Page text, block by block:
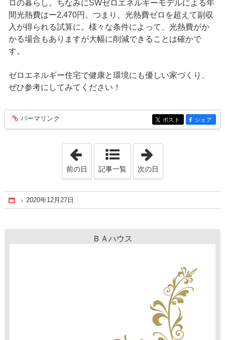
ロの暮らし。ちなみにSWゼロエネルギーモデルによる年
間光熱費はー2,470円。つまり、光熱費ゼロを超えて副収
入が得られる試算に。様々な条件によって、光熱費がか
かる場合もありますが大幅に削減できることは確かで
す。
ゼロエネルギー住宅で健康と環境にも優しい家づくり、
ぜひ参考にしてみてください！
entry187
パーマリンク entry187
ポスト entry187
シェア
「2020年12月25日」
前の日 記事一覧 次の日
Home
2020年12月27日
ＢＡハウス